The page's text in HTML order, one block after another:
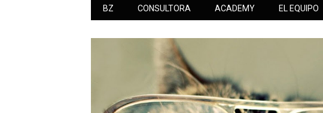
BZ CONSULTORA ACADEMY EL EQUIPO